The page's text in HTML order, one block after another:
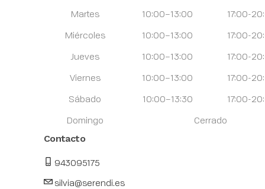
Martes 10:00–13:00
17:00-
Miércoles
10:00–13:00
17:00-
Jueves
10:00–13:00
17:00-
Viernes
10:00–13:00
17:00-
Sábado
10:00–13:30
17:00-
Domingo
Cerrado
Contacto
943095175
silvia@serendi.es